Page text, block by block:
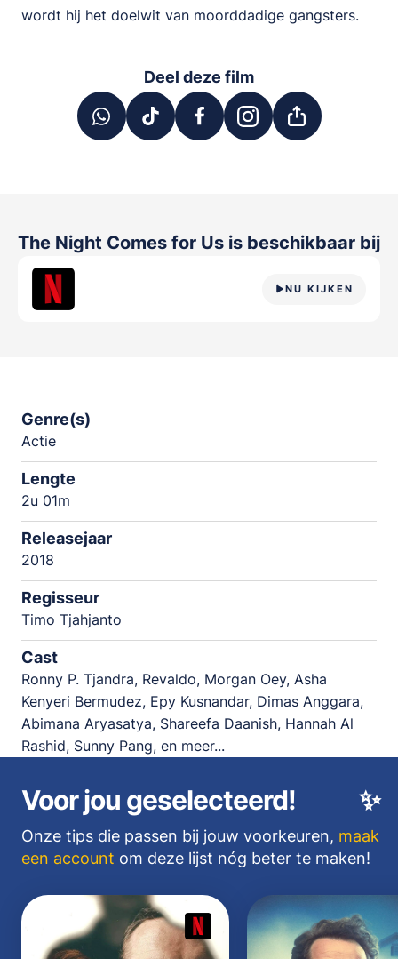
wordt hij het doelwit van moorddadige gangsters.
Deel deze film
The Night Comes for Us is beschikbaar bij
NU KIJKEN
Genre(s)
Actie
Lengte
2u 01m
Releasejaar
2018
Regisseur
Timo Tjahjanto
Cast
Ronny P. Tjandra, Revaldo, Morgan Oey, Asha
Kenyeri Bermudez, Epy Kusnandar, Dimas Anggara,
Abimana Aryasatya, Shareefa Daanish, Hannah Al
Rashid, Sunny Pang, en meer...
✨
Voor jou geselecteerd!
Onze tips die passen bij jouw voorkeuren, maak
een account om deze lijst nóg beter te maken!